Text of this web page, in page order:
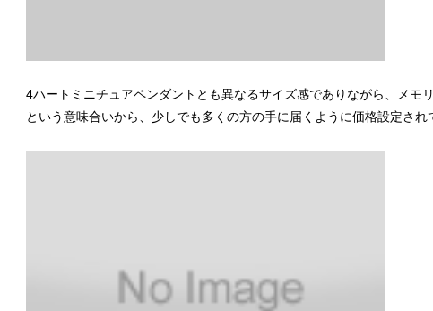
4ハートミニチュアペンダントとも異なるサイズ感でありながら、メモ
という意味合いから、少しでも多くの方の手に届くように価格設定され